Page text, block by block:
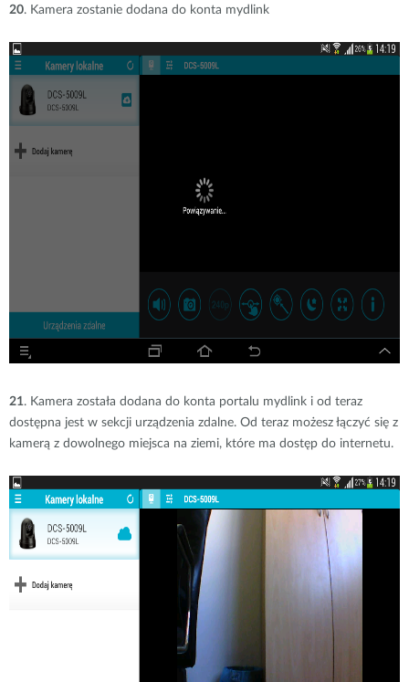
20. Kamera zostanie dodana do konta mydlink
21. Kamera została dodana do konta portalu mydlink i od teraz
dostępna jest w sekcji urządzenia zdalne. Od teraz możesz łączyć się z
kamerą z dowolnego miejsca na ziemi, które ma dostęp do internetu.